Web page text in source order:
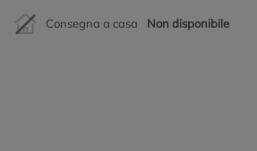
Consegna a casa Non disponibile